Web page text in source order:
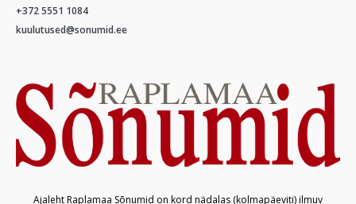
+372 5551 1084
kuulutused@sonumid.ee
Ajaleht Raplamaa Sõnumid on kord nädalas (kolmapäeviti) ilmuv